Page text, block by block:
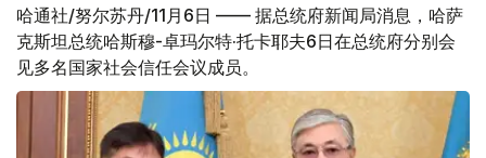
哈通社/努尔苏丹/11月6日 —— 据总统府新闻局消息，哈萨
克斯坦总统哈斯穆-卓玛尔特·托卡耶夫6日在总统府分别会
见多名国家社会信任会议成员。